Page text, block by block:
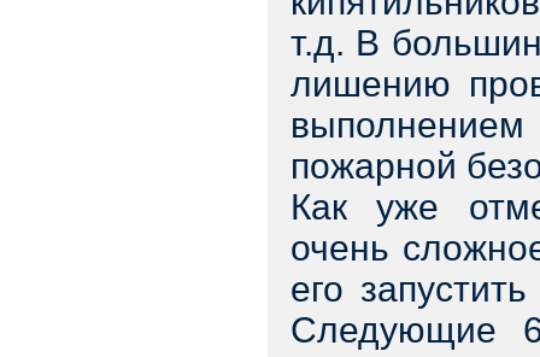
т.д. В
лишению
пожарной
Как уже
очень
его
Следующие